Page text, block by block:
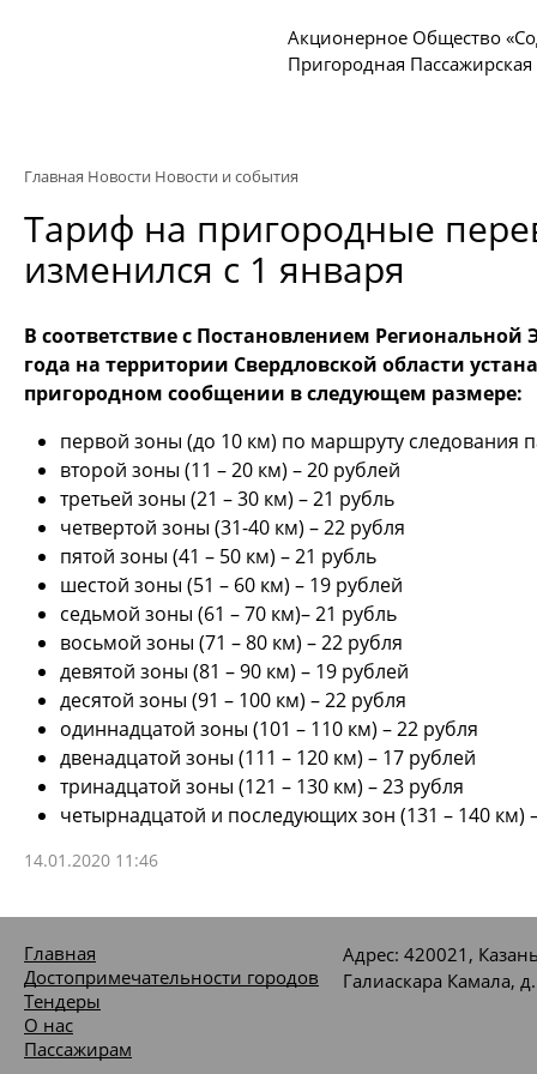
Акционерное Общество
Пригородная
Главная Новости Новости и события
Тариф на пригородные
изменился с 1 января
В соответствие с Постановлением Региональной
года на территории Свердловской области
пригородном сообщении в следующем размере:
первой зоны (до 10 км) по маршруту следования
второй зоны (11 – 20 км) – 20 рублей
третьей зоны (21 – 30 км) – 21 рубль
четвертой зоны (31-40 км) – 22 рубля
пятой зоны (41 – 50 км) – 21 рубль
шестой зоны (51 – 60 км) – 19 рублей
седьмой зоны (61 – 70 км)– 21 рубль
восьмой зоны (71 – 80 км) – 22 рубля
девятой зоны (81 – 90 км) – 19 рублей
десятой зоны (91 – 100 км) – 22 рубля
одиннадцатой зоны (101 – 110 км) – 22 рубля
двенадцатой зоны (111 – 120 км) – 17 рублей
тринадцатой зоны (121 – 130 км) – 23 рубля
четырнадцатой и последующих зон (131 – 140 км)
14.01.2020 11:46
Главная
Достопримечательности городов
Тендеры
О нас
Пассажирам
Адрес: 420021,
Галиаскара Камала,